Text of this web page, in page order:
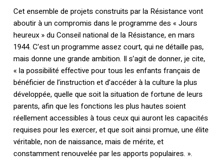
Cet ensemble de projets construits par la Résistance vont
aboutir à un compromis dans le programme des « Jours
heureux » du Conseil national de la Résistance, en mars
1944. C’est un programme assez court, qui ne détaille pas,
mais donne une grande ambition. Il s’agit de donner, je cite,
« la possibilité effective pour tous les enfants français de
bénéficier de l’instruction et d’accéder à la culture la plus
développée, quelle que soit la situation de fortune de leurs
parents, afin que les fonctions les plus hautes soient
réellement accessibles à tous ceux qui auront les capacités
requises pour les exercer, et que soit ainsi promue, une élite
véritable, non de naissance, mais de mérite, et
constamment renouvelée par les apports populaires. ».